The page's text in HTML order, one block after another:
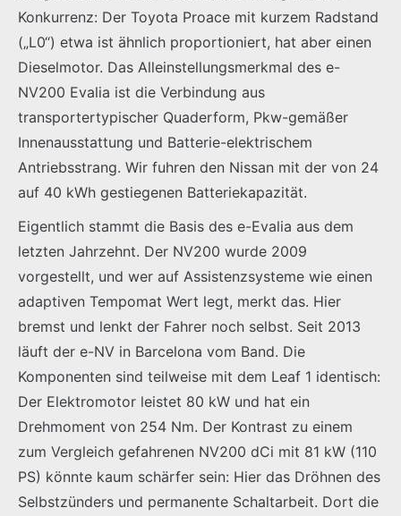
Konkurrenz: Der Toyota Proace mit kurzem Radstand
(„L0“) etwa ist ähnlich proportioniert, hat aber einen
Dieselmotor. Das Alleinstellungsmerkmal des e-
NV200 Evalia ist die Verbindung aus
transportertypischer Quaderform, Pkw-gemäßer
Innenausstattung und Batterie-elektrischem
Antriebsstrang. Wir fuhren den Nissan mit der von 24
auf 40 kWh gestiegenen Batteriekapazität.
Eigentlich stammt die Basis des e-Evalia aus dem
letzten Jahrzehnt. Der NV200 wurde 2009
vorgestellt, und wer auf Assistenzsysteme wie einen
adaptiven Tempomat Wert legt, merkt das. Hier
bremst und lenkt der Fahrer noch selbst. Seit 2013
läuft der e-NV in Barcelona vom Band. Die
Komponenten sind teilweise mit dem Leaf 1 identisch:
Der Elektromotor leistet 80 kW und hat ein
Drehmoment von 254 Nm. Der Kontrast zu einem
zum Vergleich gefahrenen NV200 dCi mit 81 kW (110
PS) könnte kaum schärfer sein: Hier das Dröhnen des
Selbstzünders und permanente Schaltarbeit. Dort die